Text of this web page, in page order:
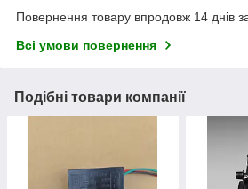
Повернення товару впродовж 14 днів
Всі умови повернення
Подібні товари компанії